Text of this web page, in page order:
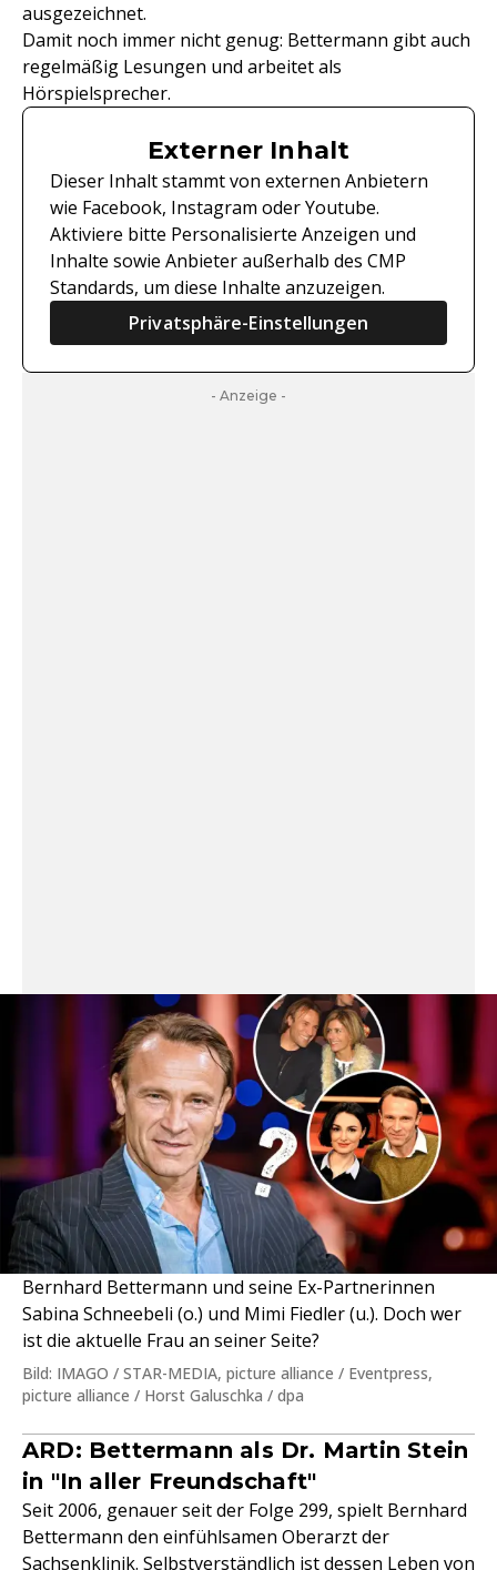
ausgezeichnet.
Damit noch immer nicht genug: Bettermann gibt auch
regelmäßig Lesungen und arbeitet als
Hörspielsprecher.
Externer Inhalt
Dieser Inhalt stammt von externen Anbietern
wie Facebook, Instagram oder Youtube.
Aktiviere bitte Personalisierte Anzeigen und
Inhalte sowie Anbieter außerhalb des CMP
Standards, um diese Inhalte anzuzeigen.
Privatsphäre-Einstellungen
- Anzeige -
Bernhard Bettermann und seine Ex-Partnerinnen
Sabina Schneebeli (o.) und Mimi Fiedler (u.). Doch wer
ist die aktuelle Frau an seiner Seite?
Bild: IMAGO / STAR-MEDIA, picture alliance / Eventpress,
picture alliance / Horst Galuschka / dpa
ARD: Bettermann als Dr. Martin Stein
in "In aller Freundschaft"
Seit 2006, genauer seit der Folge 299, spielt Bernhard
Bettermann den einfühlsamen Oberarzt der
Sachsenklinik. Selbstverständlich ist dessen Leben von